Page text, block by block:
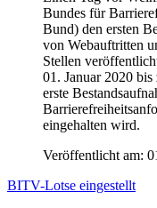
Bundes für
Bund) den ersten
von Webauftritten
Stellen
01. Januar 2020
erste
eingehalten wird.
Veröffentlicht am:
BITV-Lotse eingestellt